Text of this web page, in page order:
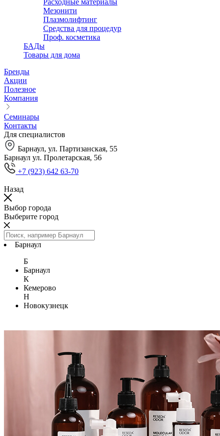
Расходные материалы
Мезонити
Плазмолифтинг
Средства для процедур
Проф. косметика
БАДы
Товары для дома
Бренды
Акции
Полезное
Компания
Семинары
Контакты
Для специалистов
Барнаул, ул. Партизанская, 55
Барнаул ул. Пролетарская, 56
+7 (923) 642 63-70
Назад
Выбор города
Выберите город
Барнаул
Б
Барнаул
К
Кемерово
Н
Новокузнецк